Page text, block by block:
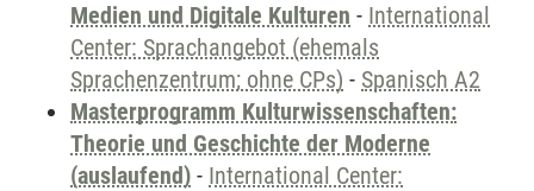
Medien und Digitale Kulturen - International
Center: Sprachangebot (ehemals
Sprachenzentrum; ohne CPs) - Spanisch A2
Masterprogramm Kulturwissenschaften:
Theorie und Geschichte der Moderne
(auslaufend) - International Center: